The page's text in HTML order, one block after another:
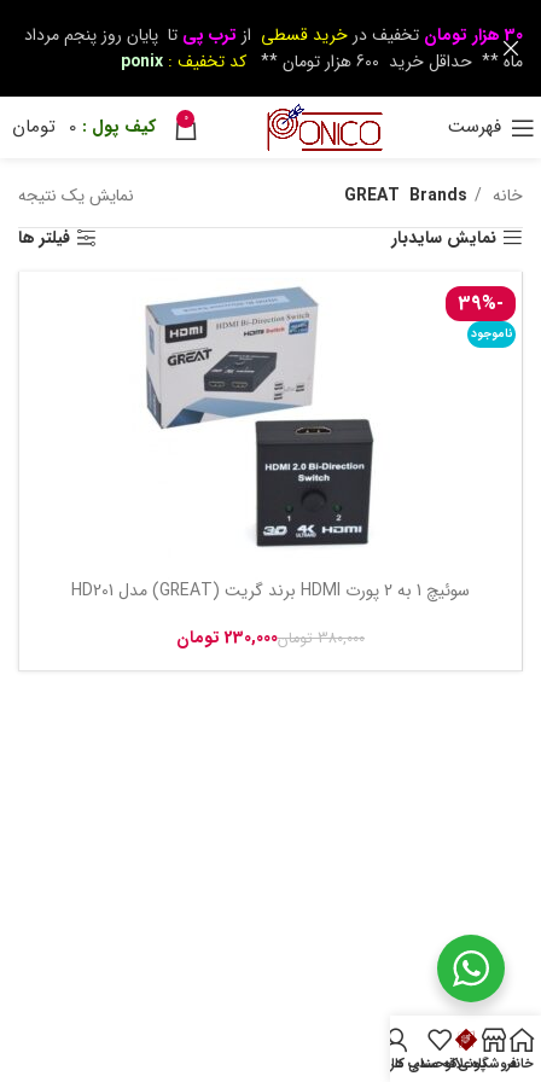
فهرست 0
0 تومان
خانه Brands
GREAT
نمایش یک نتیجه
نمایش سایدبار
فیلتر ها
-39%
ناموجود
سوئیچ 1 به 2 پورت HDMI برند گریت (GREAT) مدل HD201
380,000 تومان230,000 تومان
30 هزار تومان تخفیف در خرید قسطی از ترب پی تا پایان روز پنجم مرداد
ماه ** حداقل خرید 600 هزار تومان **
کد تخفیف : ponix
خانهفروشگاهپونی‌کو
علاقه مندی ها
حساب کاربری من